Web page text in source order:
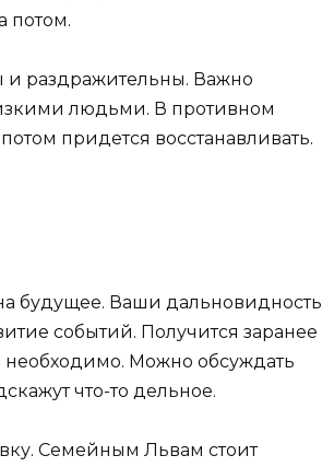
потом.
раздражительны. Важно
людьми. В противном
придется восстанавливать.
будущее. Ваши дальновидность
событий. Получится заранее
необходимо. Можно обсуждать
что-то дельное.
Семейным Львам стоит